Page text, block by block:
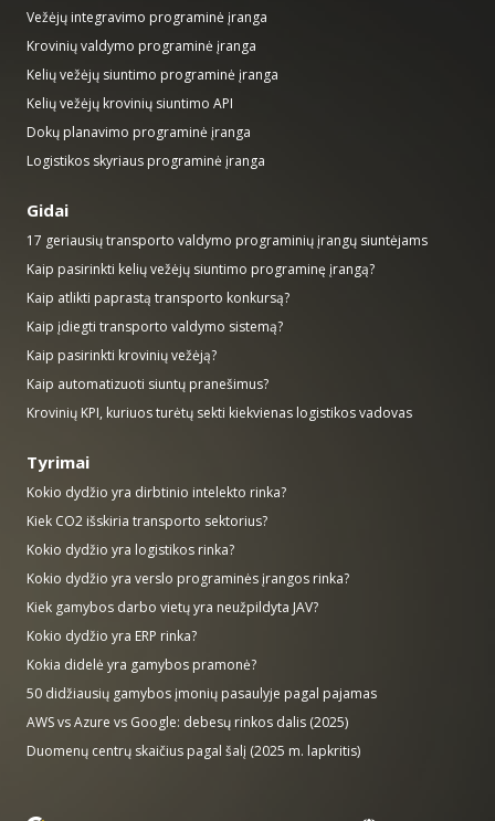
Vežėjų integravimo programinė įranga
Krovinių valdymo programinė įranga
Kelių vežėjų siuntimo programinė įranga
Kelių vežėjų krovinių siuntimo API
Dokų planavimo programinė įranga
Logistikos skyriaus programinė įranga
Gidai
17 geriausių transporto valdymo programinių įrangų siuntėjams
Kaip pasirinkti kelių vežėjų siuntimo programinę įrangą?
Kaip atlikti paprastą transporto konkursą?
Kaip įdiegti transporto valdymo sistemą?
Kaip pasirinkti krovinių vežėją?
Kaip automatizuoti siuntų pranešimus?
Krovinių KPI, kuriuos turėtų sekti kiekvienas logistikos vadovas
Tyrimai
Kokio dydžio yra dirbtinio intelekto rinka?
Kiek CO2 išskiria transporto sektorius?
Kokio dydžio yra logistikos rinka?
Kokio dydžio yra verslo programinės įrangos rinka?
Kiek gamybos darbo vietų yra neužpildyta JAV?
Kokio dydžio yra ERP rinka?
Kokia didelė yra gamybos pramonė?
50 didžiausių gamybos įmonių pasaulyje pagal pajamas
AWS vs Azure vs Google: debesų rinkos dalis (2025)
Duomenų centrų skaičius pagal šalį (2025 m. lapkritis)